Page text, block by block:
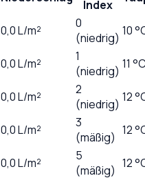
Index
0,0L/m²
0
(niedrig) 10
0,0L/m²
1
(niedrig) 11
0,0L/m²
2
(niedrig) 12
0,0L/m²
3
(mäßig) 12
0,0L/m²
5
(mäßig) 12